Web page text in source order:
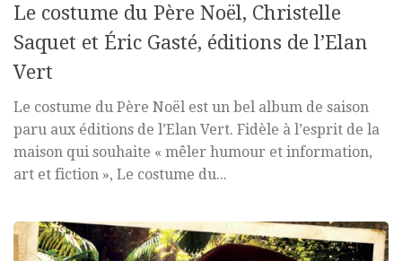
Le costume du Père Noël, Christelle
Saquet et Éric Gasté, éditions de l’Elan
Vert
Le costume du Père Noël est un bel album de saison
paru aux éditions de l’Elan Vert. Fidèle à l’esprit de la
maison qui souhaite « mêler humour et information,
art et fiction », Le costume du...